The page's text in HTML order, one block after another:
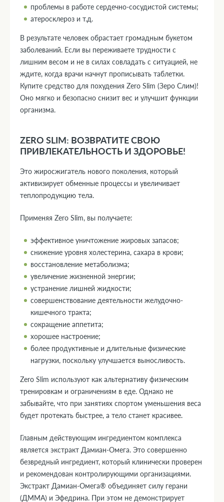
проблемы в работе сердечно-сосудистой системы;
атеросклероз и т.д.
В результате человек обрастает громадным букетом
заболеваний. Если вы переживаете трудности с
лишним весом и не в силах совладать с ситуацией, не
ждите, когда врачи начнут прописывать таблетки.
Купите средство для похудения Zero Slim (Зеро Слим)!
Оно мягко и безопасно снизит вес и улучшит функции
организма.
ZERO SLIM: ВОЗВРАТИТЕ СВОЮ
ПРИВЛЕКАТЕЛЬНОСТЬ И ЗДОРОВЬЕ!
Это жиросжигатель нового поколения, который
активизирует обменные процессы и увеличивает
теплопродукцию тела.
Применяя Zero Slim, вы получаете:
эффективное уничтожение жировых запасов;
снижение уровня холестерина, сахара в крови;
восстановление метаболизма;
увеличение жизненной энергии;
устранение лишней жидкости;
совершенствование деятельности желудочно-
кишечного тракта;
сокращение аппетита;
хорошее настроение;
более продуктивные и длительные физические
нагрузки, поскольку улучшается выносливость.
Zero Slim используют как альтернативу физическим
тренировкам и ограничениям в еде. Однако не
забывайте, что при занятиях спортом уменьшения веса
будет протекать быстрее, а тело станет красивее.
Главным действующим ингредиентом комплекса
является экстракт Дамиан-Омега. Это совершенно
безвредный ингредиент, который клинически проверен
и рекомендован контролирующими организациями.
Экстракт Дамиан-Омега® объединяет силу герани
(ДММА) и Эфедрина. При этом не демонстрирует